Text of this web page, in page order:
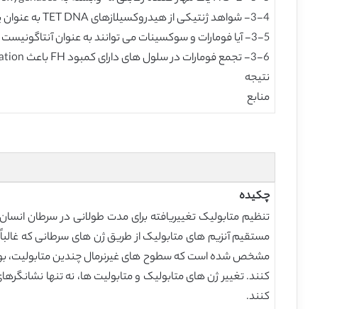
3-4- شواهد ژنتیکی از هیدروکسیلازهای TET DNA به عنوان یک هدف پاتولوژیک 2-HG پشتیبانی می نمایند
3-5- آیا فومارات و سوکسینات می توانند به عنوان آنتاگونیست α-KG برای تنظیم منفی دیگر dioxygenases وابسته به α-KG علاوه بر PHD نیز عمل کنند یا خیر؟
3-6- تجمع فومارات در سلول های دارای کمبود FH باعث succination نابجا از پروتئین های بسیار، از جمله تنظیم کننده های آنتی اکسیدان، KEAP1 می شود-
نتیجه
منابع
چکیده
تنظیم متابولیک تغییریافته برای مدت طولانی در سرطان
مستقیم آنزیم های متابولیک از طریق ژن های سرطانی که
مشخص شده است که سطوح های غیرنرمال چندین متابولیت،
کنند. تغییر ژن های متابولیک و متابولیت ها، نه تنها
کنند.